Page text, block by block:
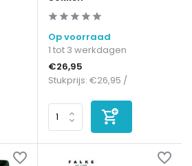
Op voorraad
1 tot 3 werkdagen
€26,95
Stukprijs: €26,95 /